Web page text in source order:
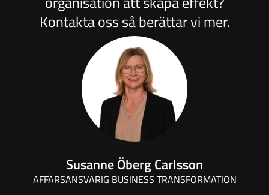
Kontakta oss så berättar vi mer.
Susanne Öberg Carlsson
AFFÄRSANSVARIG BUSINESS TRANSFORMATION